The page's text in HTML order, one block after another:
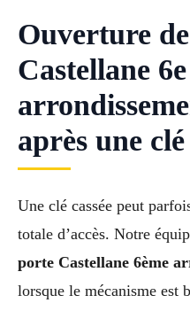
Ouverture
Castellane 6e
après une clé
Une clé cassée peut
totale d’accès. Notre
porte Castellane 6ème
lorsque le mécanisme est